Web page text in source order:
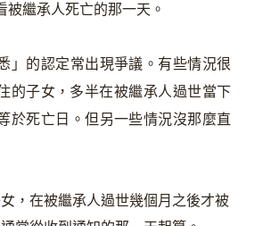
被繼承人死亡的那一天。
」的認定常出現爭議。有些情況很
子女，多半在被繼承人過世當下
於死亡日。但另一些情況沒那麼直
，在被繼承人過世幾個月之後才被